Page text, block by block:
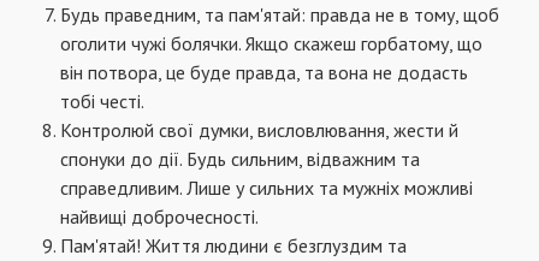
Будь праведним, та пам'ятай: правда не в тому, щоб
оголити чужі болячки. Якщо скажеш горбатому, що
він потвора, це буде правда, та вона не додасть
тобі честі.
Контролюй свої думки, висловлювання, жести й
спонуки до дії. Будь сильним, відважним та
справедливим. Лише у сильних та мужніх можливі
найвищі доброчесності.
Пам'ятай! Життя людини є безглуздим та